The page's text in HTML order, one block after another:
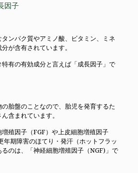
因子
ンパク質やアミノ酸、ビタミン、ミネ
が含有されています。
有の有効成分と言えば「成長因子」で
胎盤のことなので、胎児を発育するた
含まれています。
殖因子（FGF）や上皮細胞増殖因子
年期障害のほてり・発汗（ホットフラッ
のは、「神経細胞増殖因子（NGF)」で